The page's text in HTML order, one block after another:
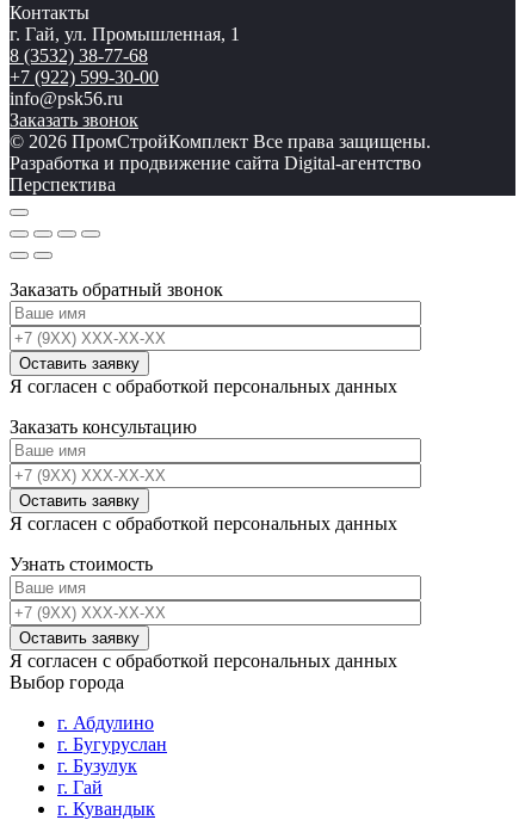
Контакты
г. Гай, ул. Промышленная, 1
8 (3532) 38-77-68
+7 (922) 599-30-00
info@psk56.ru
Заказать звонок
© 2026 ПромСтройКомплект Все права защищены.
Разработка и продвижение сайта Digital-агентство
Перспектива
Заказать обратный звонок
Я согласен с обработкой персональных данных
Заказать консультацию
Я согласен с обработкой персональных данных
Узнать стоимость
Я согласен с обработкой персональных данных
Выбор города
г. Абдулино
г. Бугуруслан
г. Бузулук
г. Гай
г. Кувандык